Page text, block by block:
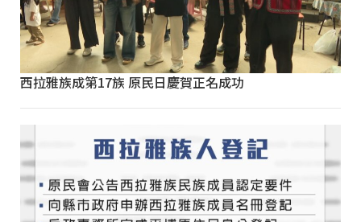
西拉雅族成第17族 原民日慶賀正名成功